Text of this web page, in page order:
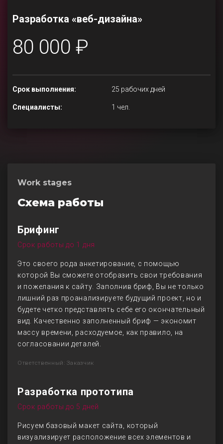
Разработка «веб-дизайна»
80 000 ₽
Срок выполнения: 25 рабочих дней
Специалисты: 1 чел.
Work stages
Схема работы
Брифинг
Срок работы до 1 дня
Это своего рода анкетирование, с помощью
которой Вы сможете отобразить свои требования
и пожелания к сайту. Заполнив бриф, Вы не только
лишний раз проанализируете будущий проект, но и
будете четко представлять себе его окончательный
вид. Качественно заполненный бриф — экономит
массу времени, расходуемое, как правило, на
согласовании деталей.
Ответственный: Заказчик
Разработка прототипа
Срок работы до 5 дней
Рисуем базовый макет сайта, который
визуализирует расположение всех элементов и